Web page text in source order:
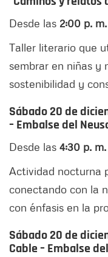
Desde las 2:00 p. m.
Taller literario que
sembrar en niñas y
sostenibilidad y
Sábado 20 de
– Embalse del
Desde las 4:30 p. m.
Actividad nocturna
conectando con la
con énfasis en la
Sábado 20 de
Cable – Embalse